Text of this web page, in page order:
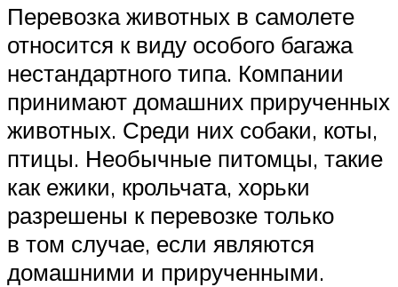
Перевозка животных в самолете
относится к виду особого багажа
нестандартного типа. Компании
принимают домашних прирученных
животных. Среди них собаки, коты,
птицы. Необычные питомцы, такие
как ежики, крольчата, хорьки
разрешены к перевозке только
в том случае, если являются
домашними и прирученными.